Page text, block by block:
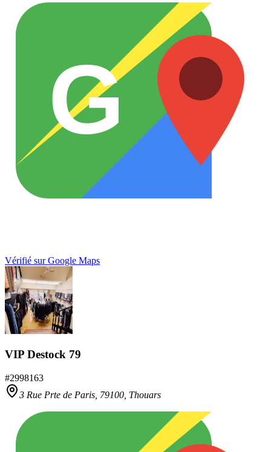
G
Vérifié sur Google Maps
VIP Destock 79
#2998163
3 Rue Prte de Paris, 79100 Thouars